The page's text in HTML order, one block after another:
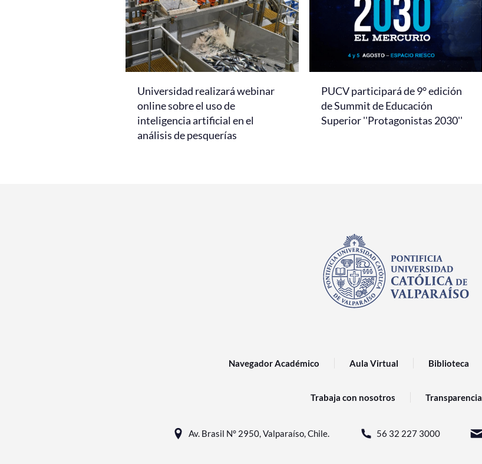
Universidad realizará webinar
online sobre el uso de
inteligencia artificial en el
análisis de pesquerías
PUCV participará de 9° edición
de Summit de Educación
Superior ''Protagonistas 2030''
Navegador Académico Aula Virtual Biblioteca
Trabaja con nosotros Transparencia
Av. Brasil N° 2950, Valparaíso, Chile. 56 32 227 3000